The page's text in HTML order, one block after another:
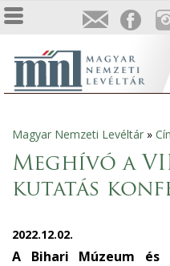
Jelenlegi
hely
Magyar Nemzeti Levéltár »
Meghívó a
kutatás
2022.12.02.
A Bihari Múzeum és